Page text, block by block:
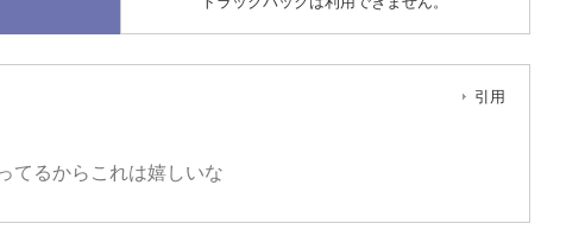
引用
てるからこれは嬉しいな